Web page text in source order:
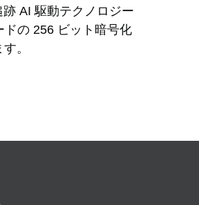
AI 駆動テクノロジー
の 256 ビット暗号化
。